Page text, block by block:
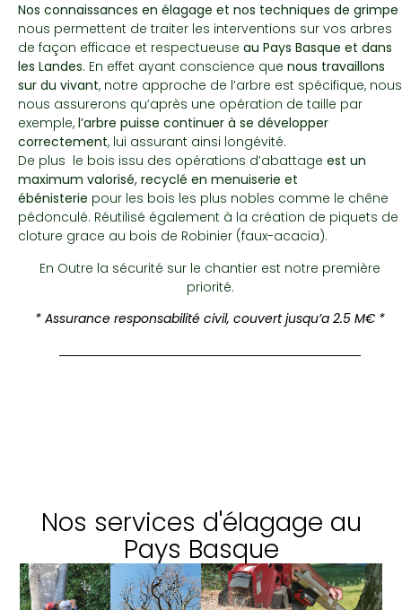
Nos connaissances en élagage et nos techniques de grimpe
nous permettent de traiter les interventions sur vos arbres
de façon efficace et respectueuse au Pays Basque et dans
les Landes. En effet ayant conscience que nous travaillons
sur du vivant, notre approche de l’arbre est spécifique, nous
nous assurerons qu’après une opération de taille par
exemple, l’arbre puisse continuer à se développer
correctement, lui assurant ainsi longévité.
De plus le bois issu des opérations d’abattage est un
maximum valorisé, recyclé en menuiserie et
ébénisterie pour les bois les plus nobles comme le chêne
pédonculé. Réutilisé également à la création de piquets de
cloture grace au bois de Robinier (faux-acacia).
En Outre la sécurité sur le chantier est notre première
priorité.
* Assurance responsabilité civil, couvert jusqu’a 2.5 M€ *
Nos services d'élagage au
Pays Basque